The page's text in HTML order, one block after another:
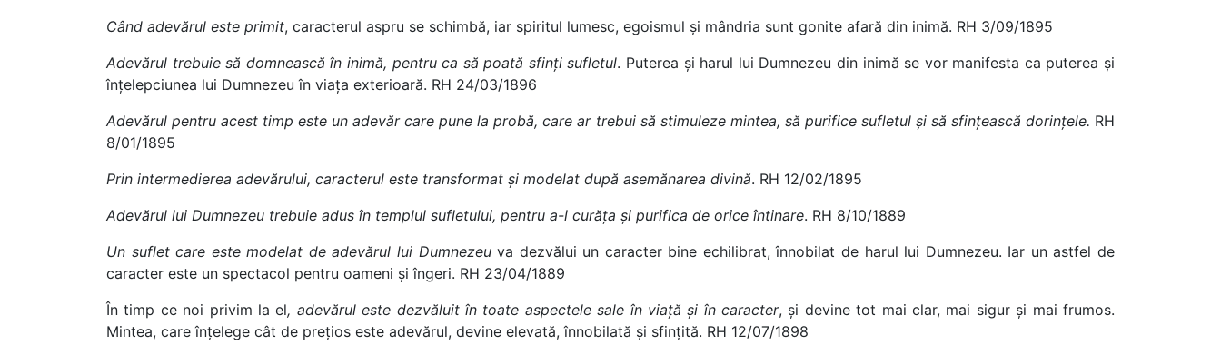
Când adevărul este primit, caracterul aspru se schimbă, iar spiritul lumesc, egoismul și mândria sunt gonite afară din inimă. RH 3/09/1895
Adevărul trebuie să domnească în inimă, pentru ca să poată sfinți sufletul. Puterea și harul lui Dumnezeu din inimă se vor manifesta ca puterea și
înțelepciunea lui Dumnezeu în viața exterioară. RH 24/03/1896
Adevărul pentru acest timp este un adevăr care pune la probă, care ar trebui să stimuleze mintea, să purifice sufletul și să sfințească dorințele. RH
8/01/1895
Prin intermedierea adevărului, caracterul este transformat și modelat după asemănarea divină. RH 12/02/1895
Adevărul lui Dumnezeu trebuie adus în templul sufletului, pentru a-l curăța și purifica de orice întinare. RH 8/10/1889
Un suflet care este modelat de adevărul lui Dumnezeuva dezvălui un caracter bine echilibrat, înnobilat de harul lui Dumnezeu. Iar un astfel de
caracter este un spectacol pentru oameni și îngeri. RH 23/04/1889
În timp ce noi privim la el, adevărul este dezvăluit în toate aspectele sale în viață și în caracter, și devine tot mai clar, mai sigur și mai frumos.
Mintea, care înțelege cât de prețios este adevărul, devine elevată, înnobilată și sfințită. RH 12/07/1898